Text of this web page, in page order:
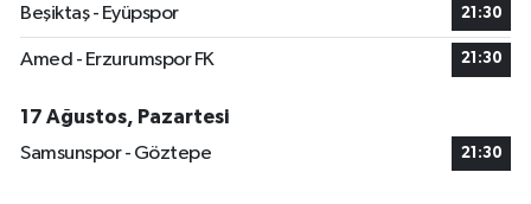
Beşiktaş - Eyüpspor 21:30
Amed - Erzurumspor FK 21:30
17 Ağustos, Pazartesi
Samsunspor - Göztepe
21:30